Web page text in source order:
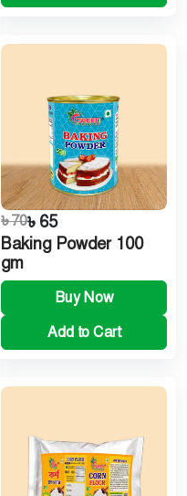
৳ 70৳ 65
Baking Powder 100
gm
Buy Now
Add to Cart